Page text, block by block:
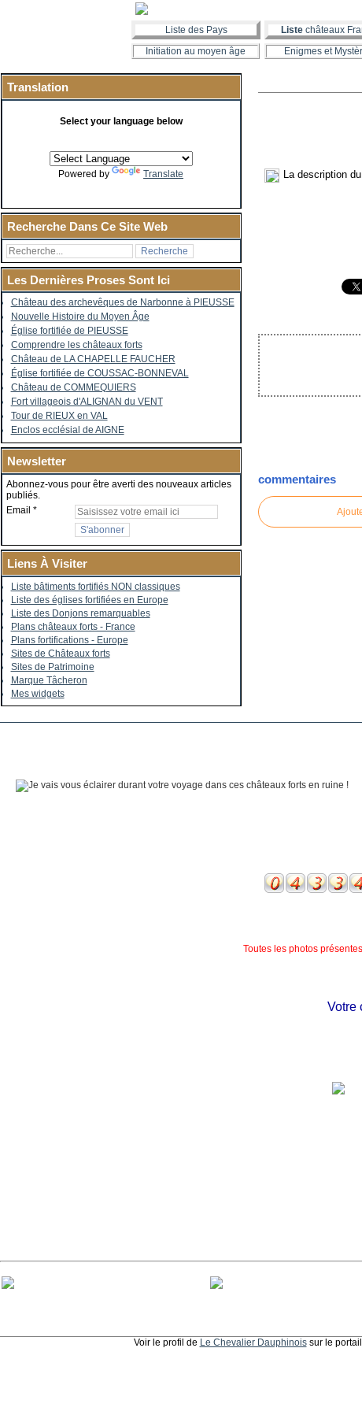
Liste des Pays Liste châteaux
Initiation au moyen âge
Enigmes et
Translation
Select your language below
Powered by Translate
Recherche Dans Ce Site Web
Les Dernières Proses Sont Ici
Château des archevêques de Narbonne à PIEUSSE
Nouvelle Histoire du Moyen Âge
Église fortifiée de PIEUSSE
Comprendre les châteaux forts
Château de LA CHAPELLE FAUCHER
Église fortifiée de COUSSAC-BONNEVAL
Château de COMMEQUIERS
Fort villageois d'ALIGNAN du VENT
Tour de RIEUX en VAL
Enclos ecclésial de AIGNE
Newsletter
Abonnez-vous pour être averti des nouveaux articles
publiés.
Email
Liens À Visiter
Liste bâtiments fortifiés NON classiques
Liste des églises fortifiées en Europe
Liste des Donjons remarquables
Plans châteaux forts - France
Plans fortifications - Europe
Sites de Châteaux forts
Sites de Patrimoine
Marque Tâcheron
Mes widgets
La description
commentaires
Toutes les photos
Votre
Voir le profil de Le Chevalier Dauphinoissur le